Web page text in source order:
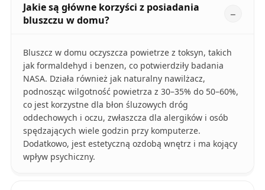
Jakie są główne korzyści z posiadania
bluszczu w domu?
Bluszcz w domu oczyszcza powietrze z toksyn, takich
jak formaldehyd i benzen, co potwierdziły badania
NASA. Działa również jak naturalny nawilżacz,
podnosząc wilgotność powietrza z 30–35% do 50–60%,
co jest korzystne dla błon śluzowych dróg
oddechowych i oczu, zwłaszcza dla alergików i osób
spędzających wiele godzin przy komputerze.
Dodatkowo, jest estetyczną ozdobą wnętrz i ma kojący
wpływ psychiczny.